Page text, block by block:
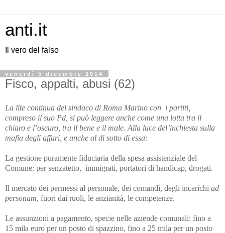
anti.it
Il vero del falso
venerdì 5 dicembre 2014
Fisco, appalti, abusi (62)
La lite continua del sindaco di Roma Marino con i partiti,
compreso il suo Pd, si può leggere anche come una lotta tra il
chiaro e l’oscuro, tra il bene e il male. Alla luce del’inchiesta sulla
mafia degli affari, e anche al di sotto di essa:
La gestione puramente fiduciaria della spesa assistenziale del
Comune: per senzatetto, immigrati, portatori di handicap, drogati.
Il mercato dei permessi al personale, dei comandi, degli incarichi ad
personam, fuori dai ruoli, le anzianità, le competenze.
Le assunzioni a pagamento, specie nelle aziende comunali: fino a
15 mila euro per un posto di spazzino, fino a 25 mila per un posto